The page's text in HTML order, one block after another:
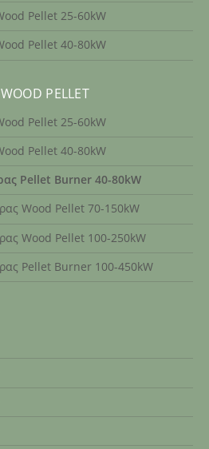
Pellet 25-60kW
Pellet 40-80kW
PELLET
Pellet 25-60kW
Pellet 40-80kW
Pellet Burner 40-80kW
Wood Pellet 70-150kW
Wood Pellet 100-250kW
Pellet Burner 100-450kW